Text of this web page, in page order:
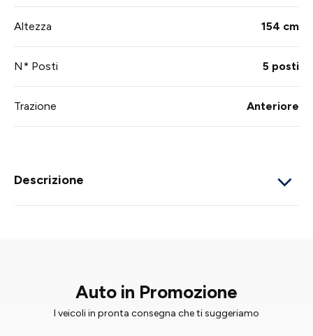
Altezza 154 cm
N* Posti 5 posti
Trazione Anteriore
Descrizione
Auto in Promozione
I veicoli in pronta consegna che ti suggeriamo